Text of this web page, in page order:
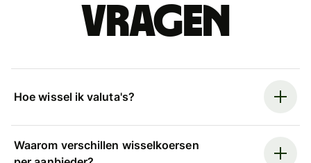
vragen
Hoe wissel ik valuta's?
Waarom verschillen wisselkoersen